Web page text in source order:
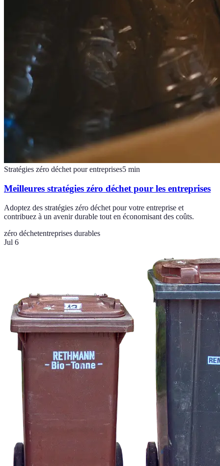
Stratégies zéro déchet pour entreprises5 min
Meilleures stratégies zéro déchet pour les entreprises
Adoptez des stratégies zéro déchet pour votre entreprise et
contribuez à un avenir durable tout en économisant des coûts.
zéro déchetentreprises durables
Jul 6